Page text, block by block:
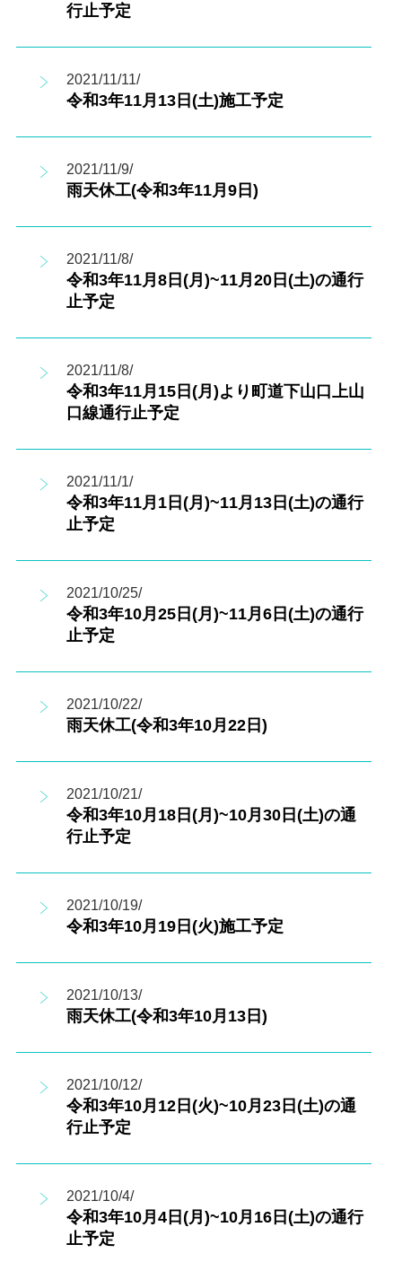
行止予定
2021/11/11/
令和3年11月13日(土)施工予定
2021/11/9/
雨天休工(令和3年11月9日)
2021/11/8/
令和3年11月8日(月)~11月20日(土)の通行
止予定
2021/11/8/
令和3年11月15日(月)より町道下山口上山
口線通行止予定
2021/11/1/
令和3年11月1日(月)~11月13日(土)の通行
止予定
2021/10/25/
令和3年10月25日(月)~11月6日(土)の通行
止予定
2021/10/22/
雨天休工(令和3年10月22日)
2021/10/21/
令和3年10月18日(月)~10月30日(土)の通
行止予定
2021/10/19/
令和3年10月19日(火)施工予定
2021/10/13/
雨天休工(令和3年10月13日)
2021/10/12/
令和3年10月12日(火)~10月23日(土)の通
行止予定
2021/10/4/
令和3年10月4日(月)~10月16日(土)の通行
止予定